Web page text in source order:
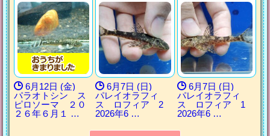
6月12日 (金)
パラオトシン ス
ピロソーマ ２０
２６年６月１ …
6月7日 (日)
パレイオラフィ
ス ロフィア 2
2026年6 …
6月7日 (日)
パレイオラフィ
ス ロフィア 1
2026年6 …